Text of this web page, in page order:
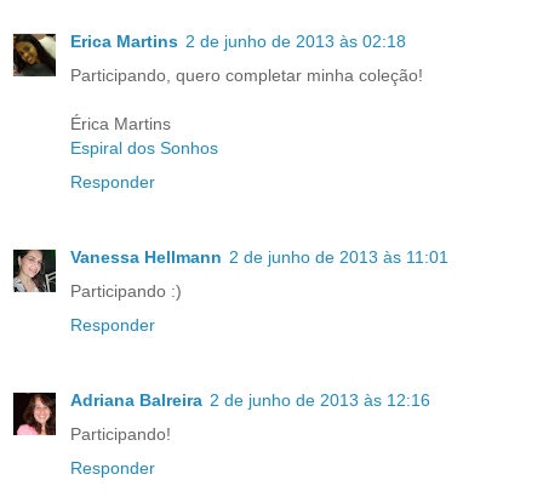
Erica Martins 2 de junho de 2013 às 02:18
Participando, quero completar minha coleção!
Érica Martins
Espiral dos Sonhos
Responder
Vanessa Hellmann 2 de junho de 2013 às 11:01
Participando :)
Responder
Adriana Balreira 2 de junho de 2013 às 12:16
Participando!
Responder